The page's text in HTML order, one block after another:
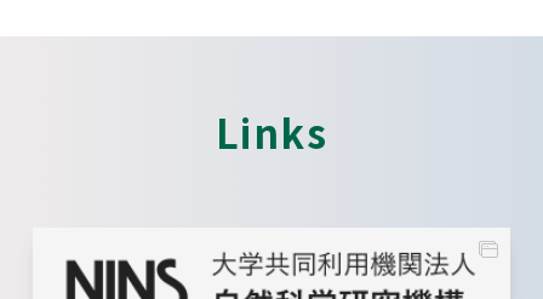
Links